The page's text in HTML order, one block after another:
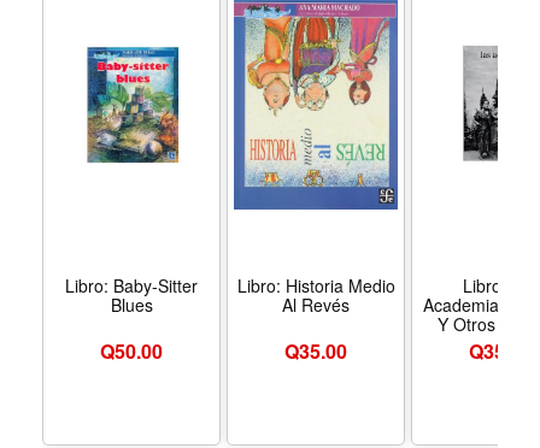
Libro: Baby-Sitter
Blues
Q50.00
Libro: Historia Medio
Al Revés
Q35.00
Libro: Las
Academias De
Y Otros
Q35.00